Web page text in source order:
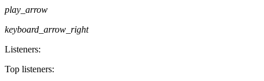
play_arrow
keyboard_arrow_right
Listeners:
Top listeners: